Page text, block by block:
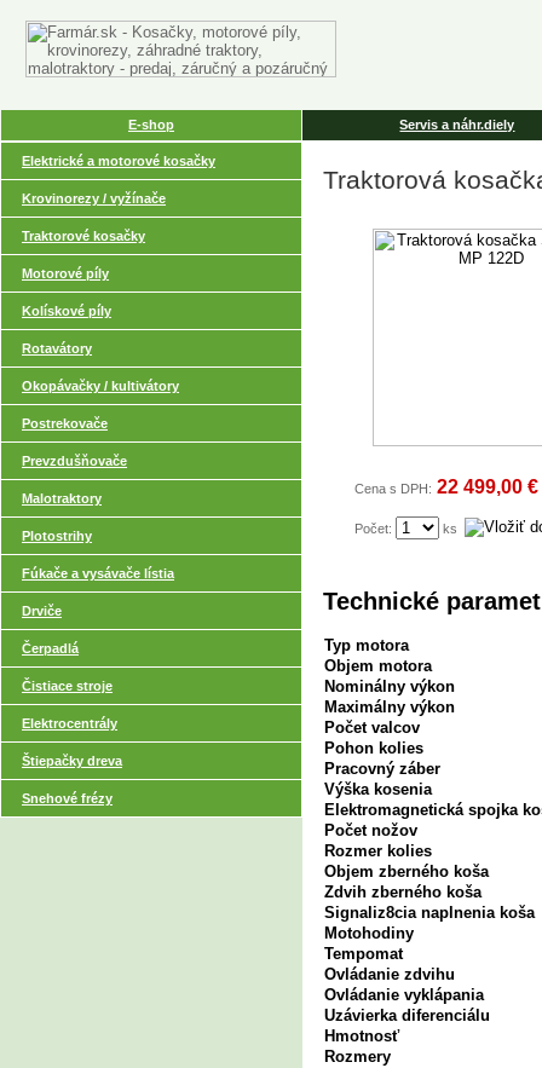
E-shop Servis a náhr.diely
Elektrické a motorové kosačky
Krovinorezy / vyžínače
Traktorové kosačky
Motorové píly
Kolískové píly
Rotavátory
Okopávačky / kultivátory
Postrekovače
Prevzdušňovače
Malotraktory
Plotostrihy
Fúkače a vysávače lístia
Drviče
Čerpadlá
Čistiace stroje
Elektrocentrály
Štiepačky dreva
Snehové frézy
Traktorová
Cena s DPH: 22 499,00 €
Počet: ks
Technické
Typ motora
Objem motora
Nominálny výkon
Maximálny výkon
Počet valcov
Pohon kolies
Pracovný záber
Výška kosenia
Elektromagnetická spojka
Počet nožov
Rozmer kolies
Objem zberného koša
Zdvih zberného koša
Signaliz8cia naplnenia koša
Motohodiny
Tempomat
Ovládanie zdvihu
Ovládanie vyklápania
Uzávierka diferenciálu
Hmotnosť
Rozmery